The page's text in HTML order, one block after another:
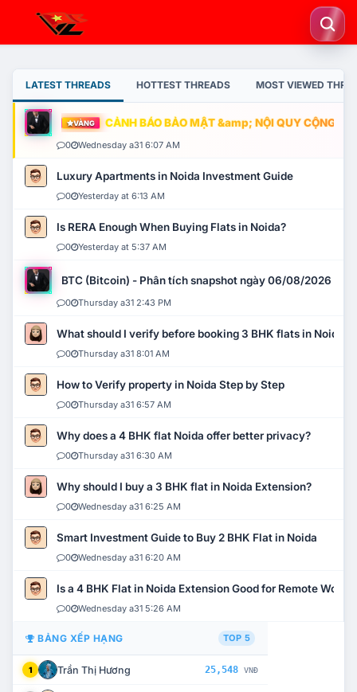
LATEST THREADS HOTTEST THREADS MOST VIEWED
VÀNG CẢNH BÁO BẢO MẬT &amp; NỘI QUY CỘNG
0 Wednesday a31 6:07 AM
Luxury Apartments in Noida Investment Guide
0 Yesterday at 6:13 AM
Is RERA Enough When Buying Flats in Noida?
0 Yesterday at 5:37 AM
BTC (Bitcoin) - Phân tích snapshot ngày 06/08/2026
0 Thursday a31 2:43 PM
What should I verify before booking 3 BHK flats in Noida?
0 Thursday a31 8:01 AM
How to Verify property in Noida Step by Step
0 Thursday a31 6:57 AM
Why does a 4 BHK flat Noida offer better privacy?
0 Thursday a31 6:30 AM
Why should I buy a 3 BHK flat in Noida Extension?
0 Wednesday a31 6:25 AM
Smart Investment Guide to Buy 2 BHK Flat in Noida
0 Wednesday a31 6:20 AM
Is a 4 BHK Flat in Noida Extension Good for Remote Work?
0 Wednesday a31 5:26 AM
BẢNG XẾP HẠNG TOP 5
1 Trần Thị Hương 25,548 VNĐ